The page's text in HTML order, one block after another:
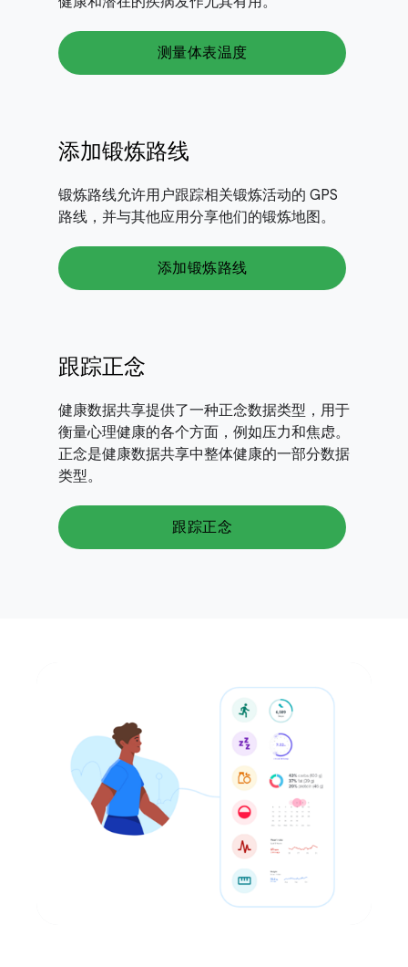
测量体表温度
添加锻炼路线
锻炼路线允许用户跟踪相关锻炼活动的 GPS
路线，并与其他应用分享他们的锻炼地图。
添加锻炼路线
跟踪正念
健康数据共享提供了一种正念数据类型，用于
衡量心理健康的各个方面，例如压力和焦虑。
正念是健康数据共享中整体健康的一部分数据
类型。
跟踪正念